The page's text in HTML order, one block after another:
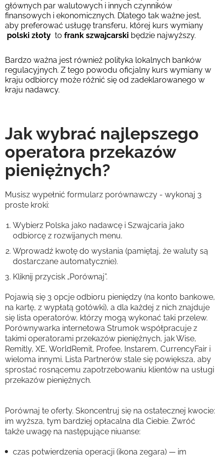
głównych par walutowych i innych czynników
finansowych i ekonomicznych. Dlatego tak ważne jest,
aby preferować usługę transferu, której kurs wymiany
polski złoty to frank szwajcarski będzie najwyższy.
Bardzo ważna jest również polityka lokalnych banków
regulacyjnych. Z tego powodu oficjalny kurs wymiany w
kraju odbiorcy może różnić się od zadeklarowanego w
kraju nadawcy.
Jak wybrać najlepszego
operatora przekazów
pieniężnych?
Musisz wypełnić formularz porównawczy - wykonaj 3
proste kroki:
Wybierz Polska jako nadawcę i Szwajcaria jako
odbiorcę z rozwijanych menu.
Wprowadź kwotę do wysłania (pamiętaj, że waluty są
dostarczane automatycznie).
Kliknij przycisk „Porównaj”.
Pojawią się 3 opcje odbioru pieniędzy (na konto bankowe,
na kartę, z wypłatą gotówki), a dla każdej z nich znajduje
się lista operatorów, którzy mogą wykonać taki przelew.
Porównywarka internetowa Strumok współpracuje z
takimi operatorami przekazów pieniężnych, jak Wise,
Remitly, XE, WorldRemit, Profee, Instarem, CurrencyFair i
wieloma innymi. Lista Partnerów stale się powiększa, aby
sprostać rosnącemu zapotrzebowaniu klientów na usługi
przekazów pieniężnych.
Porównaj te oferty. Skoncentruj się na ostatecznej kwocie:
im wyższa, tym bardziej opłacalna dla Ciebie. Zwróć
także uwagę na następujące niuanse:
czas potwierdzenia operacji (ikona zegara) — im